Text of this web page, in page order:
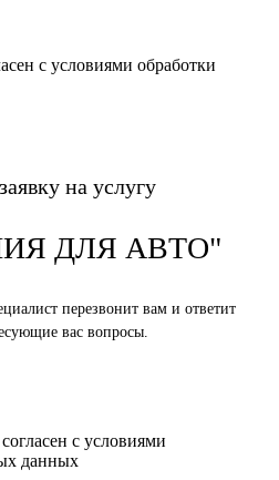
с условиями обработки
на услугу
ДЛЯ АВТО"
перезвонит вам и ответит
вас вопросы.
с условиями
данных